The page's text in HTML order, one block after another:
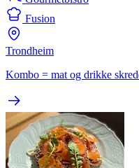
Fusion
Trondheim
Kombo = mat og drikke